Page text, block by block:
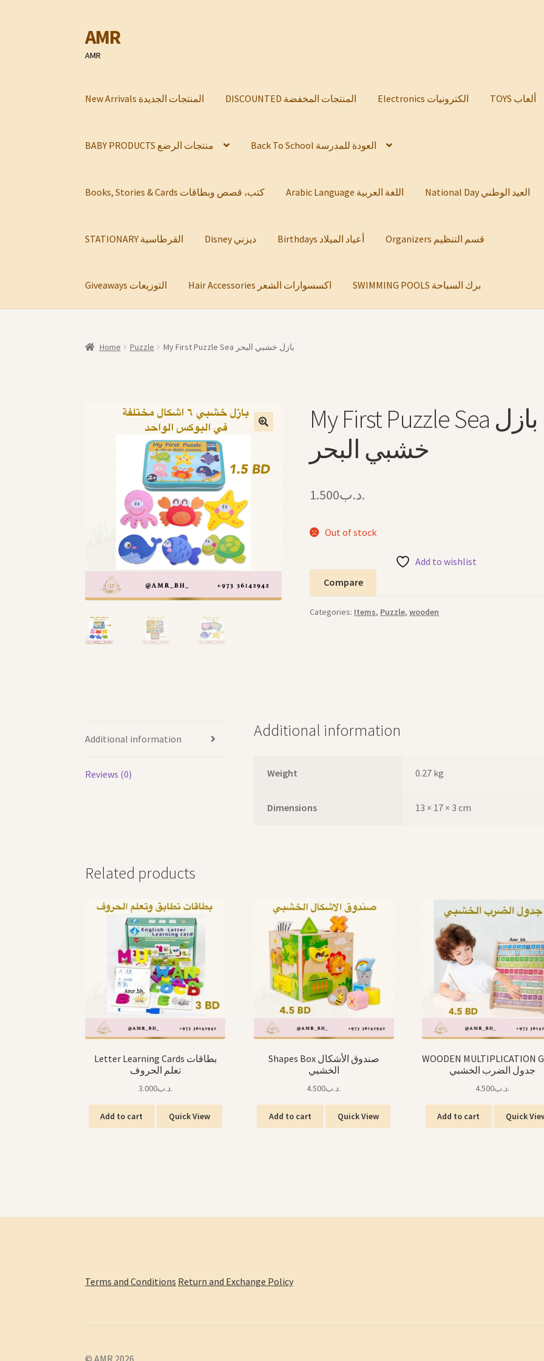
Skip
to
navigation
Skip
to
content
AMR
AMR
New Arrivals المنتجات الجديدة DISCOUNTED المنتجات المخفضة Electronics الكترونيات TOYS ألعاب
BABY PRODUCTS منتجات الرضع Back To School العودة للمدرسة
Books, Stories & Cards كتب، قصص وبطاقات Arabic Language اللغة العربية National Day العيد الوطني
STATIONARY القرطاسية Disney ديزني Birthdays أعياد الميلاد Organizers قسم التنظيم
Giveaways التوزيعات Hair Accessories اكسسوارات الشعر SWIMMING POOLS برك السباحة
Home Puzzle My First Puzzle Sea بازل خشبي البحر
My First Puzzle Sea بازل
خشبي البحر
.د.ب1.500
Out of stock
Add to wishlist
Compare
Categories: Items, Puzzle,wooden
Additional information
Reviews (0)
Additional information
Weight 0.27 kg
Dimensions 13 × 17 × 3 cm
Related products
Letter Learning Cards بطاقات
تعلم الحروف
.د.ب3.000
Add to cart Quick View
Shapes Box صندوق الأشكال
الخشبي
.د.ب4.500
Add to cart Quick View
WOODEN MULTIPLICATION
جدول الضرب الخشبي
.د.ب4.500
Add to cart Quick
Terms and Conditions Return and Exchange Policy